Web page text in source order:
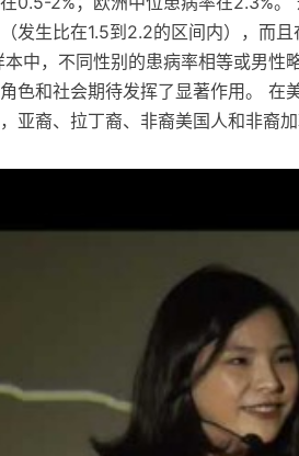
发生比在1.5到2.2的区间内），而
中，不同性别的患病率相等或男性
色和社会期待发挥了显著作用。 在
亚裔、拉丁裔、非裔美国人和非裔